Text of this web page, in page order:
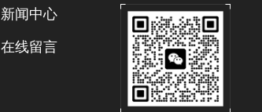
新闻中心
在线留言